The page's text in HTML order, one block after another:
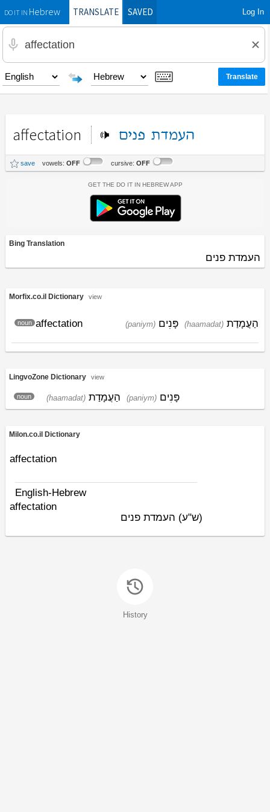
DO IT INHebrewTRANSLATE SAVED Log In
affectation העמדת פנים
save vowels: OFF cursive: OFF
Get the Do It In Hebrew App
Bing Translation
העמדת פנים
Morfix.co.il Dictionary view
affectation
noun (haamadat) הַעֲמָדַת (paniym) פָּנִים
LingvoZone Dictionary view
noun (haamadat) הַעֲמָדַת (paniym) פָּנִים
Milon.co.il Dictionary
affectation
English-Hebrew
affectation
(ש"ע) העמדת פנים
History